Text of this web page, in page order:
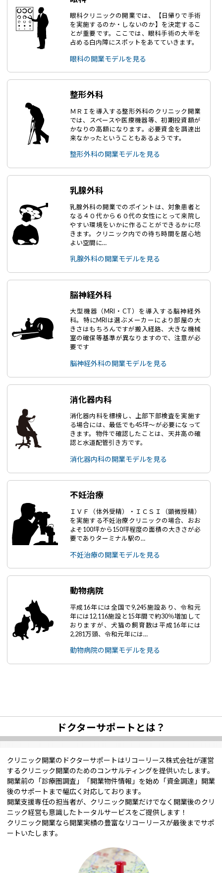
眼科クリニックの開業では、【日帰りで手術
を実施するのか・しないのか】を決定するこ
とが重要です。ここでは、眼科手術の大半を
占める白内障にスポットをあてていきます。
眼科の開業モデルを見る
整形外科
ＭＲＩを導入する整形外科のクリニック開業
では、スペースや医療機器等、初期投資額が
かなりの高額になります。必要資金を調達出
来なかったということもあるようです。
整形外科の開業モデルを見る
乳腺外科
乳腺外科の開業でのポイントは、対象患者と
なる４０代から６０代の女性にとって来院し
やすい環境をいかに作ることができるかに尽
きます。クリニック内での待ち時間を居心地
よい空間に…
乳腺外科の開業モデルを見る
脳神経外科
大型機器（MRI・CT）を導入する脳神経外
科。特にMRIは選ぶメーカーにより部屋の大
きさはもちろんですが搬入経路、大きな機械
室の確保等基準が異なりますので、注意が必
要です
脳神経外科の開業モデルを見る
消化器内科
消化器内科を標榜し、上部下部検査を実施す
る場合には、最低でも45坪～が必要になって
きます。物件で確認したことは、天井高の確
認と水道配管引き方です。
消化器内科の開業モデルを見る
不妊治療
ＩＶＦ（体外受精）・ＩＣＳＩ（顕微授精）
を実施する不妊治療クリニックの場合、おお
よそ100坪から150坪程度の面積の大きさが必
要でありターミナル駅の…
不妊治療の開業モデルを見る
動物病院
平成16年には全国で9,245施設あり、令和元
年には12,116施設と15年間で約30％増加して
おりますが、犬猫の飼育数は平成16年には
2,281万頭、令和元年には…
動物病院の開業モデルを見る
ドクターサポートとは？
クリニック開業のドクターサポートはリコーリース株式会社が運営
するクリニック開業のためのコンサルティングを提供いたします。
開業前の「診療圏調査」「開業物件情報」を始め「資金調達」開業
後のサポートまで幅広く対応しております。
開業支援専任の担当者が、クリニック開業だけでなく開業後のクリ
ニック経営も意識したトータルサービスをご提供します！
クリニック開業なら開業実績の豊富なリコーリースが最後までサポ
ートいたします。